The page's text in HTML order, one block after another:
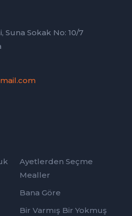
Suna Sokak No: 10/7
Ayetlerden Seçme
Mealler
Bana Göre
Bir Varmış Bir Yokmuş